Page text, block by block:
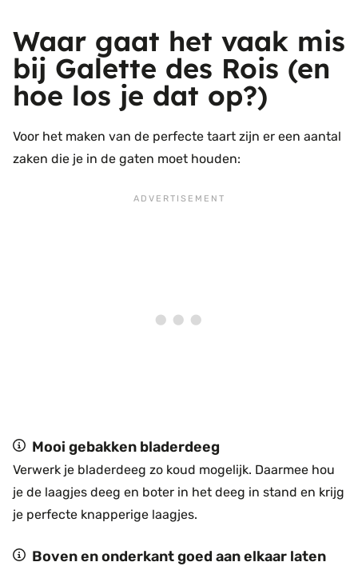
Waar gaat het vaak mis
bij Galette des Rois (en
hoe los je dat op?)
Voor het maken van de perfecte taart zijn er een aantal
zaken die je in de gaten moet houden:
Mooi gebakken bladerdeeg
Verwerk je bladerdeeg zo koud mogelijk. Daarmee hou
je de laagjes deeg en boter in het deeg in stand en krijg
je perfecte knapperige laagjes.
Boven en onderkant goed aan elkaar laten